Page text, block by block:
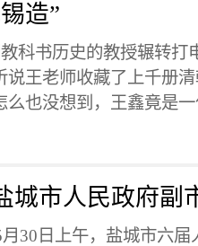
造”
科书历史的教授辗转打
说王老师收藏了上千册
也没想到，王鑫竟是一
城市人民政府副
30日上午，盐城市六